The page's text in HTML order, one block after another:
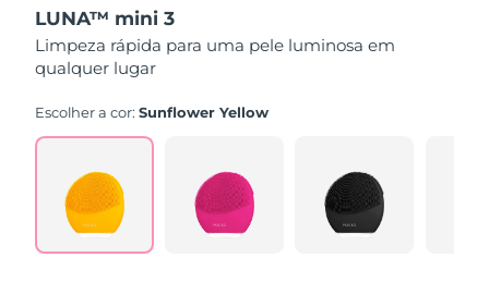
of
5
stars,
average
value.
Read
545
Same
page
link.
LUNA™ mini 3
Limpeza rápida para uma pele luminosa em
qualquer lugar
Escolher a cor:Sunflower Yellow